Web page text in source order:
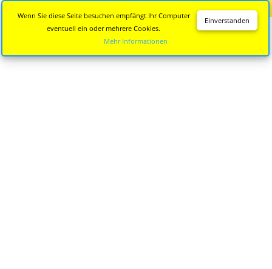
Einverstanden
Wenn Sie diese Seite besuchen empfängt Ihr Computer
eventuell ein oder mehrere Cookies.
Mehr Informationen